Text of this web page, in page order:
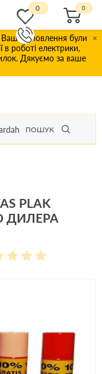
замовлення були
в роботі електрики,
Дякуємо за ваше
×
ПОШУК
0
PLAK
ДИЛЕРА